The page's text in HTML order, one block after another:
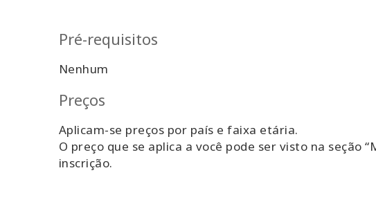
Pré-requisitos
Nenhum
Preços
Aplicam-se preços por país e faixa etária.
O preço que se aplica a você pode ser visto na seção
inscrição.